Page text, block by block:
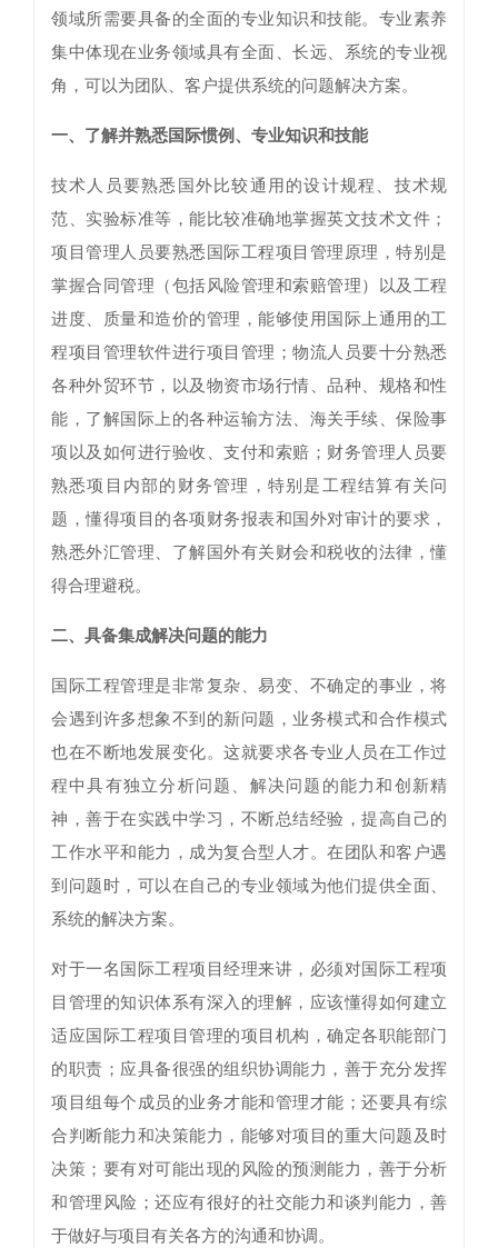
领域所需要具备的全面的专业知识和技能。专业素养
集中体现在业务领域具有全面、长远、系统的专业视
角，可以为团队、客户提供系统的问题解决方案。
一、了解并熟悉国际惯例、专业知识和技能
技术人员要熟悉国外比较通用的设计规程、技术规
范、实验标准等，能比较准确地掌握英文技术文件；
项目管理人员要熟悉国际工程项目管理原理，特别是
掌握合同管理（包括风险管理和索赔管理）以及工程
进度、质量和造价的管理，能够使用国际上通用的工
程项目管理软件进行项目管理；物流人员要十分熟悉
各种外贸环节，以及物资市场行情、品种、规格和性
能，了解国际上的各种运输方法、海关手续、保险事
项以及如何进行验收、支付和索赔；财务管理人员要
熟悉项目内部的财务管理，特别是工程结算有关问
题，懂得项目的各项财务报表和国外对审计的要求，
熟悉外汇管理、了解国外有关财会和税收的法律，懂
得合理避税。
二、具备集成解决问题的能力
国际工程管理是非常复杂、易变、不确定的事业，将
会遇到许多想象不到的新问题，业务模式和合作模式
也在不断地发展变化。这就要求各专业人员在工作过
程中具有独立分析问题、解决问题的能力和创新精
神，善于在实践中学习，不断总结经验，提高自己的
工作水平和能力，成为复合型人才。在团队和客户遇
到问题时，可以在自己的专业领域为他们提供全面、
系统的解决方案。
对于一名国际工程项目经理来讲，必须对国际工程项
目管理的知识体系有深入的理解，应该懂得如何建立
适应国际工程项目管理的项目机构，确定各职能部门
的职责；应具备很强的组织协调能力，善于充分发挥
项目组每个成员的业务才能和管理才能；还要具有综
合判断能力和决策能力，能够对项目的重大问题及时
决策；要有对可能出现的风险的预测能力，善于分析
和管理风险；还应有很好的社交能力和谈判能力，善
于做好与项目有关各方的沟通和协调。